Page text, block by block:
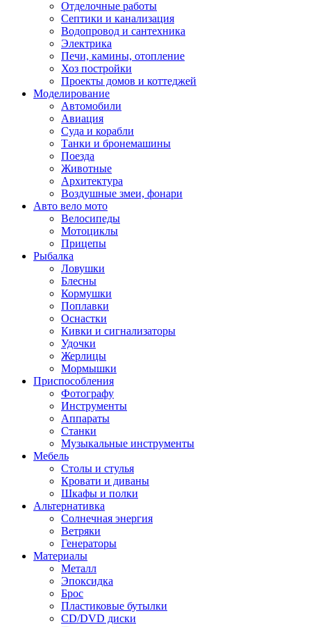
Отделочные работы
Септики и канализация
Водопровод и сантехника
Электрика
Печи, камины, отопление
Хоз постройки
Проекты домов и коттеджей
Моделирование
Автомобили
Авиация
Суда и корабли
Танки и бронемашины
Поезда
Животные
Архитектура
Воздушные змеи, фонари
Авто вело мото
Велосипеды
Мотоциклы
Прицепы
Рыбалка
Ловушки
Блесны
Кормушки
Поплавки
Оснастки
Кивки и сигнализаторы
Удочки
Жерлицы
Мормышки
Приспособления
Фотографу
Инструменты
Аппараты
Станки
Музыкальные инструменты
Мебель
Столы и стулья
Кровати и диваны
Шкафы и полки
Альтернативка
Солнечная энергия
Ветряки
Генераторы
Материалы
Металл
Эпоксидка
Брос
Пластиковые бутылки
CD/DVD диски